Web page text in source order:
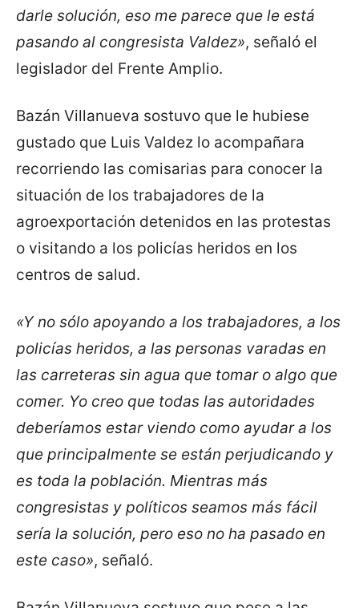
darle solución, eso me parece que le está
pasando al congresista Valdez», señaló el
legislador del Frente Amplio.
Bazán Villanueva sostuvo que le hubiese
gustado que Luis Valdez lo acompañara
recorriendo las comisarias para conocer la
situación de los trabajadores de la
agroexportación detenidos en las protestas
o visitando a los policías heridos en los
centros de salud.
«Y no sólo apoyando a los trabajadores, a los
policías heridos, a las personas varadas en
las carreteras sin agua que tomar o algo que
comer. Yo creo que todas las autoridades
deberíamos estar viendo como ayudar a los
que principalmente se están perjudicando y
es toda la población. Mientras más
congresistas y políticos seamos más fácil
sería la solución, pero eso no ha pasado en
este caso», señaló.